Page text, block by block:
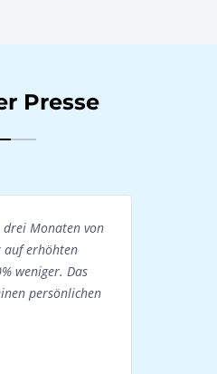
Presse
drei Monaten von
auf erhöhten
weniger. Das
persönlichen